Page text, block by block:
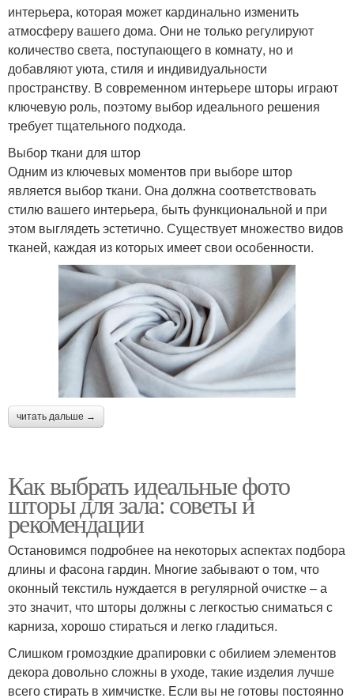
интерьера, которая может кардинально изменить
атмосферу вашего дома. Они не только регулируют
количество света, поступающего в комнату, но и
добавляют уюта, стиля и индивидуальности
пространству. В современном интерьере шторы играют
ключевую роль, поэтому выбор идеального решения
требует тщательного подхода.
Выбор ткани для штор
Одним из ключевых моментов при выборе штор
является выбор ткани. Она должна соответствовать
стилю вашего интерьера, быть функциональной и при
этом выглядеть эстетично. Существует множество видов
тканей, каждая из которых имеет свои особенности.
читать дальше →
Как выбрать идеальные фото
шторы для зала: советы и
рекомендации
Остановимся подробнее на некоторых аспектах подбора
длины и фасона гардин. Многие забывают о том, что
оконный текстиль нуждается в регулярной очистке – а
это значит, что шторы должны с легкостью сниматься с
карниза, хорошо стираться и легко гладиться.
Слишком громоздкие драпировки с обилием элементов
декора довольно сложны в уходе, такие изделия лучше
всего стирать в химчистке. Если вы не готовы постоянно